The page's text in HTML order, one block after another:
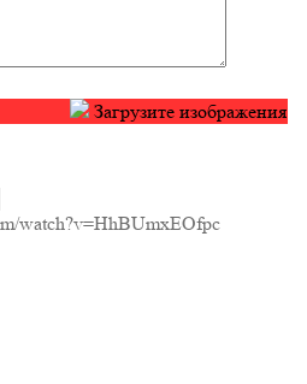
Загрузите изображения
watch?v=HhBUmxEOfpc